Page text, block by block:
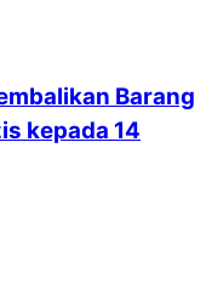
Barang
kepada 14